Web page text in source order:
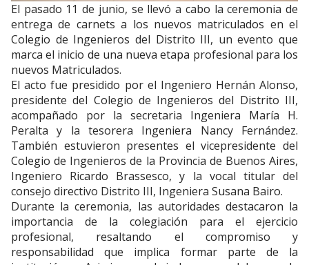
El pasado 11 de junio, se llevó a cabo la ceremonia de
entrega de carnets a los nuevos matriculados en el
Colegio de Ingenieros del Distrito III, un evento que
marca el inicio de una nueva etapa profesional para los
nuevos Matriculados.
El acto fue presidido por el Ingeniero Hernán Alonso,
presidente del Colegio de Ingenieros del Distrito III,
acompañado por la secretaria Ingeniera María H.
Peralta y la tesorera Ingeniera Nancy Fernández.
También estuvieron presentes el vicepresidente del
Colegio de Ingenieros de la Provincia de Buenos Aires,
Ingeniero Ricardo Brassesco, y la vocal titular del
consejo directivo Distrito III, Ingeniera Susana Bairo.
Durante la ceremonia, las autoridades destacaron la
importancia de la colegiación para el ejercicio
profesional, resaltando el compromiso y
responsabilidad que implica formar parte de la